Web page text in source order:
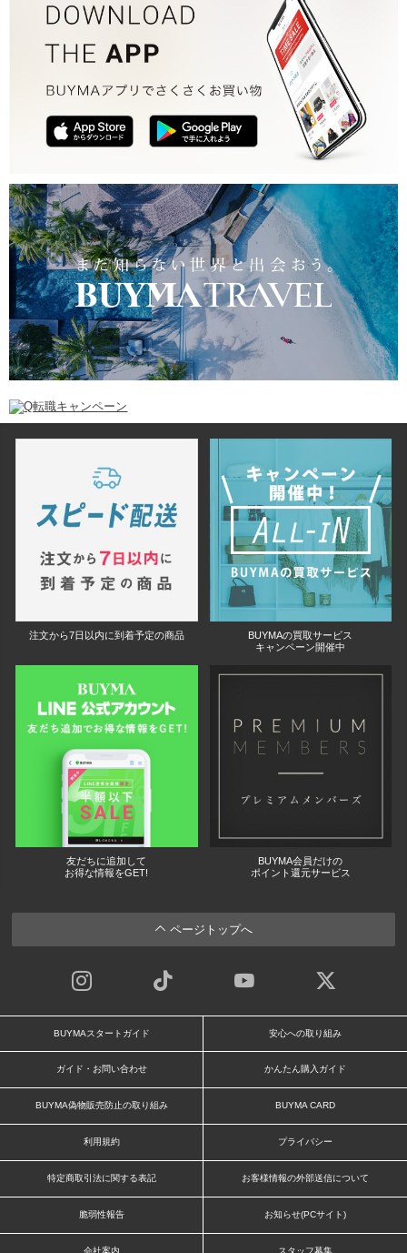
注文から7日以内に到着予定の商品
BUYMAの買取サービス
キャンペーン開催中
友だちに追加して
お得な情報をGET!
BUYMA会員だけの
ポイント還元サービス
ページトップへ
BUYMAスタートガイド 安心への取り組み
ガイド・お問い合わせ かんたん購入ガイド
BUYMA偽物販売防止の取り組み BUYMA CARD
利用規約 プライバシー
特定商取引法に関する表記 お客様情報の外部送信について
脆弱性報告 お知らせ(PCサイト)
会社案内 スタッフ募集